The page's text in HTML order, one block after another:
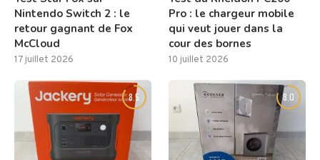
Nintendo Switch 2 : le
retour gagnant de Fox
McCloud
17 juillet 2026
Pro : le chargeur mobile
qui veut jouer dans la
cour des bornes
10 juillet 2026
8.5 8.0